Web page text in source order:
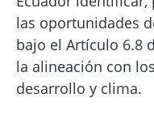
las oportunidades
bajo el Artículo 6.8
la alineación con
desarrollo y clima.